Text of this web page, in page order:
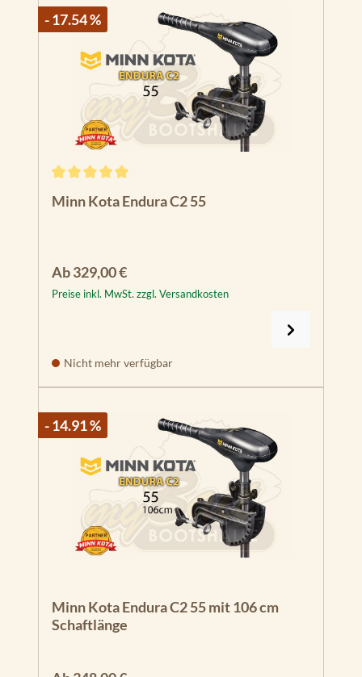
- 17.54 %
Minn Kota Endura C2 55
Regulärer Preis:
Ab329,00 €
Preise inkl. MwSt. zzgl. Versandkosten
Nicht mehr verfügbar
- 14.91 %
Minn Kota Endura C2 55 mit 106 cm
Schaftlänge